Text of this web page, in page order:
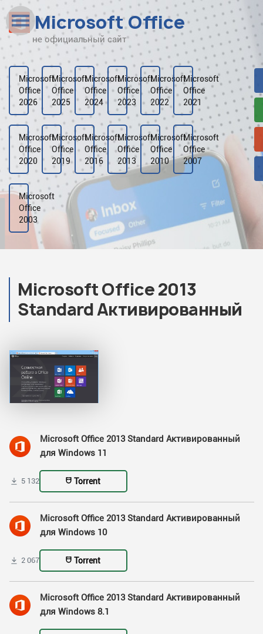
Наверх
Рейтинг
Видео
Галерея
Microsoft Office
не официальный сайт
Microsoft
Office
2026
Microsoft
Office
2025
Microsoft
Office
2024
Microsoft
Office
2023
Microsoft
Office
2022
Microsoft
Office
2021
Microsoft
Office
2020
Microsoft
Office
2019
Microsoft
Office
2016
Microsoft
Office
2013
Microsoft
Office
2010
Microsoft
Office
2007
Microsoft
Office
2003
Microsoft Office 2013
Standard Активированный
Microsoft Office 2013 Standard Активированный
для Windows 11
5 132 Torrent
Microsoft Office 2013 Standard Активированный
для Windows 10
2 067 Torrent
Microsoft Office 2013 Standard Активированный
для Windows 8.1